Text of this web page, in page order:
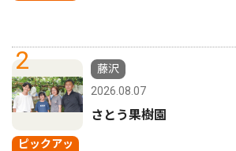
2
ピックアッ
藤沢
2026.08.07
さとう果樹園